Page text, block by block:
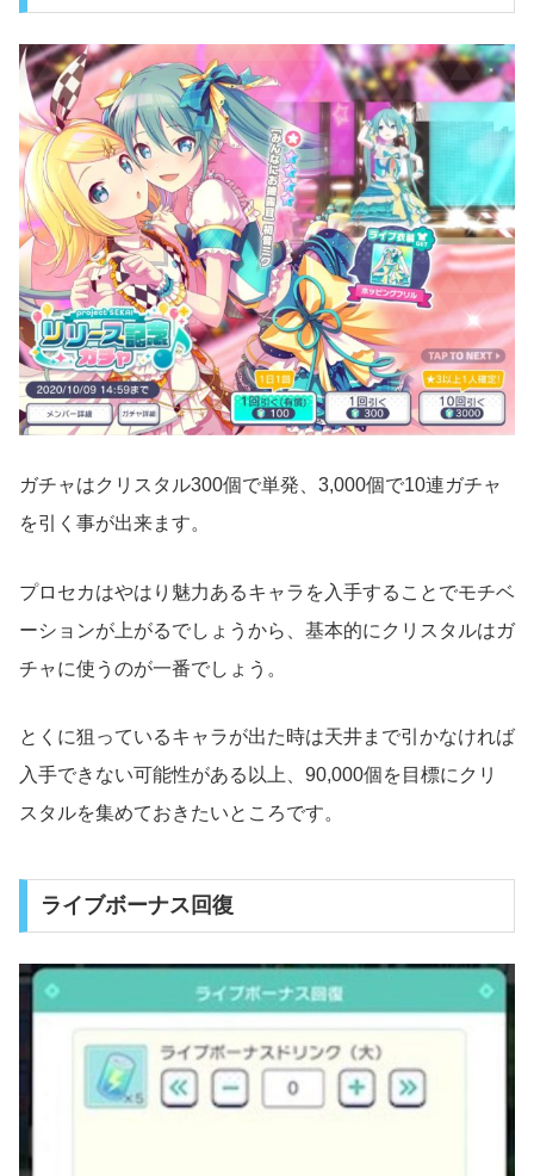
ガチャはクリスタル300個で単発、3,000個で10連ガチャ
を引く事が出来ます。
プロセカはやはり魅力あるキャラを入手することでモチベ
ーションが上がるでしょうから、基本的にクリスタルはガ
チャに使うのが一番でしょう。
とくに狙っているキャラが出た時は天井まで引かなければ
入手できない可能性がある以上、90,000個を目標にクリ
スタルを集めておきたいところです。
ライブボーナス回復